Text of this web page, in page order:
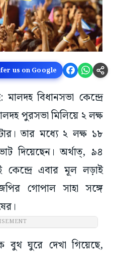
us on Google
বিধানসভা কেন্দ্রে
পুরসভা মিলিয়ে ২ লক্ষ
তার মধ্যে ২ লক্ষ ১৮
দিয়েছেন। অর্থাত্, ৯৪
এবার মূল লড়াই
গোপাল সাহা সঙ্গে
বুথ ঘুরে দেখা গিয়েছে,